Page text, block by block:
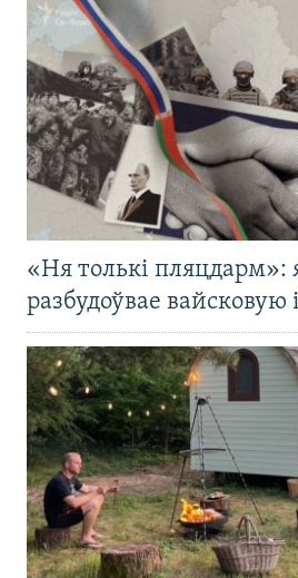
«Ня толькі пляцдарм»:
разбудоўвае вайсковую